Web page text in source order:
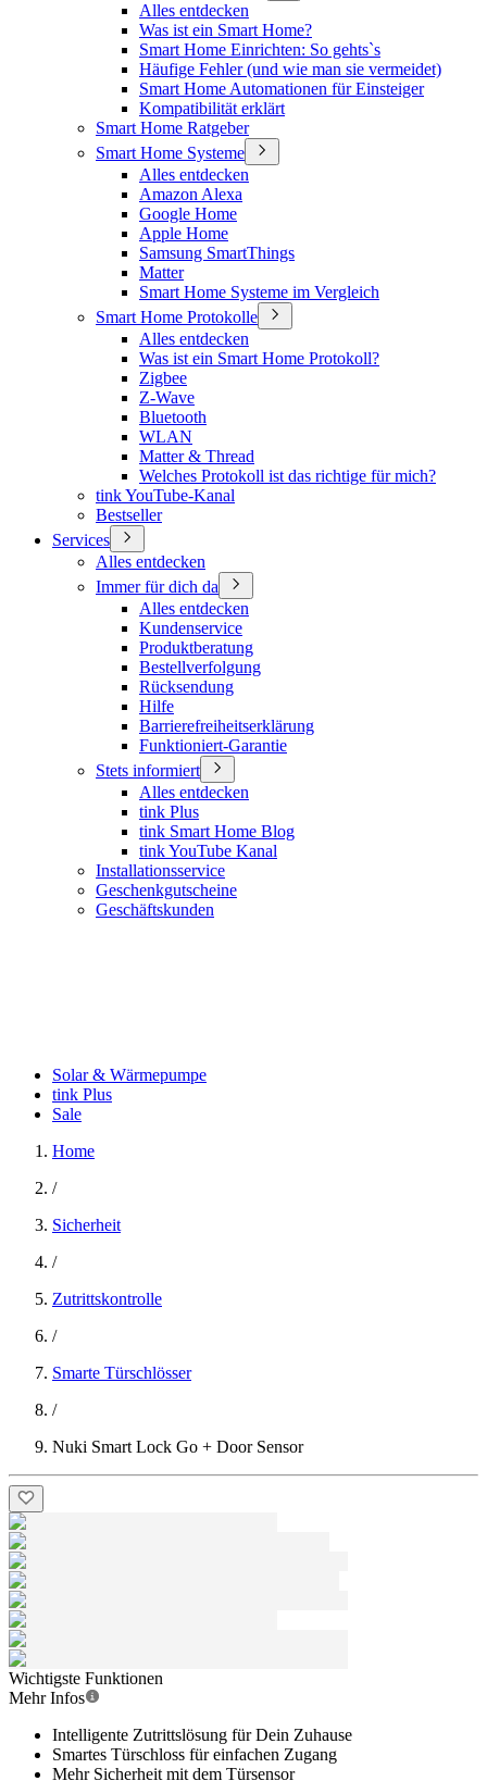
Alles entdecken
Was ist ein Smart Home?
Smart Home Einrichten: So gehts`s
Häufige Fehler (und wie man sie vermeidet)
Smart Home Automationen für Einsteiger
Kompatibilität erklärt
Smart Home Ratgeber
Smart Home Systeme
Alles entdecken
Amazon Alexa
Google Home
Apple Home
Samsung SmartThings
Matter
Smart Home Systeme im Vergleich
Smart Home Protokolle
Alles entdecken
Was ist ein Smart Home Protokoll?
Zigbee
Z-Wave
Bluetooth
WLAN
Matter & Thread
Welches Protokoll ist das richtige für mich?
tink YouTube-Kanal
Bestseller
Services
Alles entdecken
Immer für dich da
Alles entdecken
Kundenservice
Produktberatung
Bestellverfolgung
Rücksendung
Hilfe
Barrierefreiheitserklärung
Funktioniert-Garantie
Stets informiert
Alles entdecken
tink Plus
tink Smart Home Blog
tink YouTube Kanal
Installationsservice
Geschenkgutscheine
Geschäftskunden
Solar & Wärmepumpe
tink Plus
Sale
Home
/
Sicherheit
/
Zutrittskontrolle
/
Smarte Türschlösser
/
Nuki Smart Lock Go + Door Sensor
Wichtigste Funktionen
Mehr Infos
Intelligente Zutrittslösung für Dein Zuhause
Smartes Türschloss für einfachen Zugang
Mehr Sicherheit mit dem Türsensor